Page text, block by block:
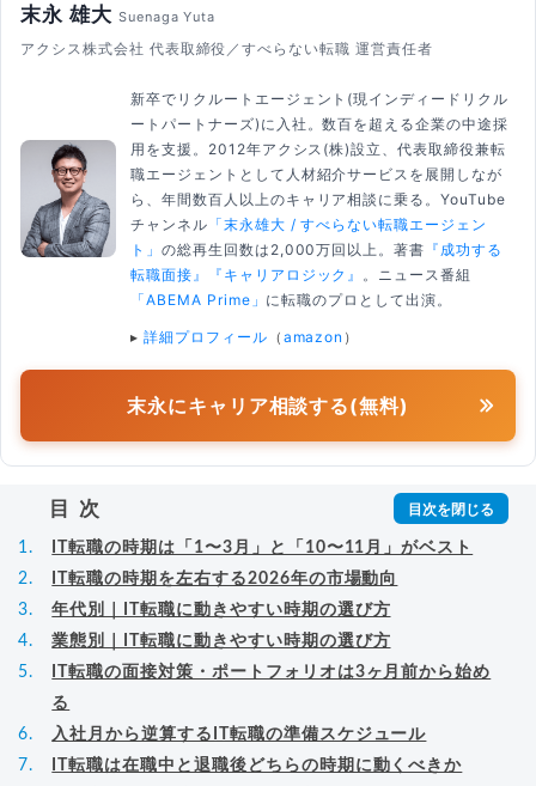
末永 雄大 Suenaga Yuta
アクシス株式会社 代表取締役／すべらない転職 運営責任者
新卒でリクルートエージェント(現インディードリクル
ートパートナーズ)に入社。数百を超える企業の中途採
用を支援。2012年アクシス(株)設立、代表取締役兼転
職エージェントとして人材紹介サービスを展開しなが
ら、年間数百人以上のキャリア相談に乗る。YouTube
チャンネル 「末永雄大 / すべらない転職エージェン
ト」 の総再生回数は2,000万回以上。著書 『成功する
転職面接』
『キャリアロジック』
。ニュース番組
「ABEMA Prime」 に転職のプロとして出演。
▸ 詳細プロフィール （ amazon ）
末永にキャリア相談する(無料)
目次
IT転職の時期は「1〜3月」と「10〜11月」がベスト
IT転職の時期を左右する2026年の市場動向
年代別｜IT転職に動きやすい時期の選び方
業態別｜IT転職に動きやすい時期の選び方
IT転職の面接対策・ポートフォリオは3ヶ月前から始め
る
入社月から逆算するIT転職の準備スケジュール
IT転職は在職中と退職後どちらの時期に動くべきか